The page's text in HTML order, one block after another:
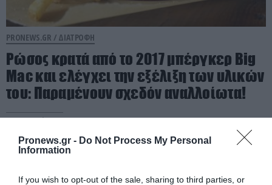
Pronews.gr - Do Not Process My Personal
Information
If you wish to opt-out of the sale, sharing to third parties, or
PRONEWS.GR / ΔΙΑΤΡΟΦΗ
Ρώσος κρατά από το 2017 μπέργκερ Big
Mac και ελέγχει την εξέλιξη των υλικών
του: Παραμένουν σχεδόν αναλλοίωτα!
04.08.2026 | 12:14